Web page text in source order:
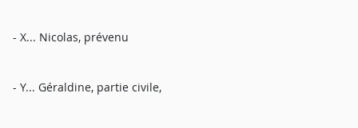
- X... Nicolas, prévenu
- Y... Géraldine, partie civile,